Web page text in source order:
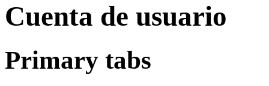
Cuenta de usuario
Primary tabs